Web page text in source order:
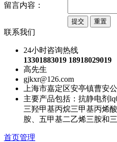
留言内容：
联系我们
24小时咨询热线
13301883019 18918029019
高先生
gjkxr@126.com
上海市嘉定区安亭镇曹安
主要产品包括：抗静电剂
三羟甲基丙烷三甲基丙烯
胺、五甲基二乙烯三胺和
首页管理